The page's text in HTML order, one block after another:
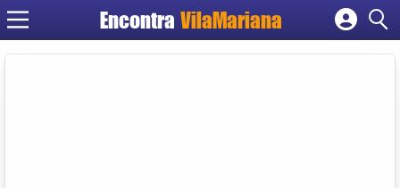
EncontraVilaMariana
Cadastrar empresa